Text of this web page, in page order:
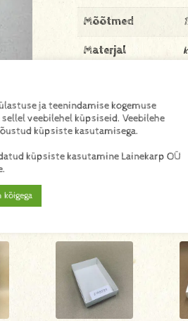
Mõõtmed
Materjal
ja teenindamise kogemuse
veebilehel küpsiseid. Veebilehe
küpsiste kasutamisega.
küpsiste kasutamine Lainekarp OÜ